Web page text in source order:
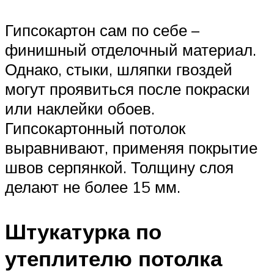
Гипсокартон сам по себе –
финишный отделочный материал.
Однако, стыки, шляпки гвоздей
могут проявиться после покраски
или наклейки обоев.
Гипсокартонный потолок
выравнивают, применяя покрытие
швов серпянкой. Толщину слоя
делают не более 15 мм.
Штукатурка по
утеплителю потолка